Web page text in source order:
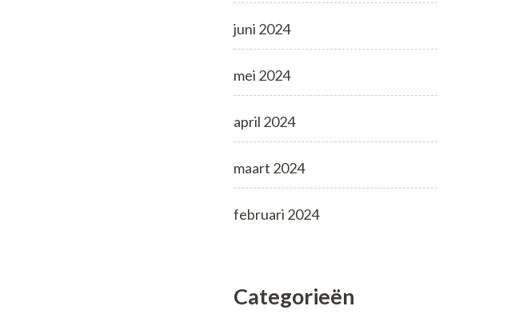
juni 2024
mei 2024
april 2024
maart 2024
februari 2024
Categorieën